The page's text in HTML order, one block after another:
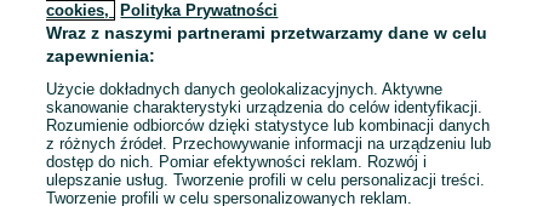
Poznań, Chartowo
Odświeżono dnia 25 lipca 2026
1 ... 4 5 6
cookies,
Polityka Prywatności
Wraz z naszymi partnerami przetwarzamy dane w celu
zapewnienia:
Użycie dokładnych danych geolokalizacyjnych. Aktywne
skanowanie charakterystyki urządzenia do celów identyfikacji.
Rozumienie odbiorców dzięki statystyce lub kombinacji danych
z różnych źródeł. Przechowywanie informacji na urządzeniu lub
dostęp do nich. Pomiar efektywności reklam. Rozwój i
ulepszanie usług. Tworzenie profili w celu personalizacji treści.
Tworzenie profili w celu spersonalizowanych reklam.